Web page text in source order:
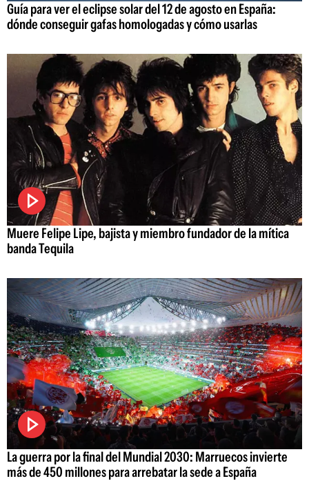
Guía para ver el eclipse solar del 12 de agosto en España:
dónde conseguir gafas homologadas y cómo usarlas
Muere Felipe Lipe, bajista y miembro fundador de la mítica
banda Tequila
La guerra por la final del Mundial 2030: Marruecos invierte
más de 450 millones para arrebatar la sede a España